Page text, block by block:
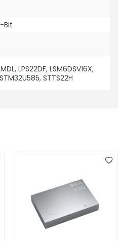
Bit
LPS22DF, LSM6DSV16X,
STTS22H